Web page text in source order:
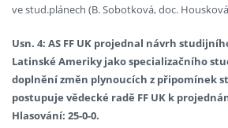
ve stud.plánech (B. Sobotková, doc.
Usn. 4: AS FF UK projednal návrh
Latinské Ameriky jako specializačního
doplnění změn plynoucích z připomínek
postupuje vědecké radě FF UK k
Hlasování: 25-0-0.